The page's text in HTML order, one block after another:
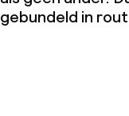
gebundeld in